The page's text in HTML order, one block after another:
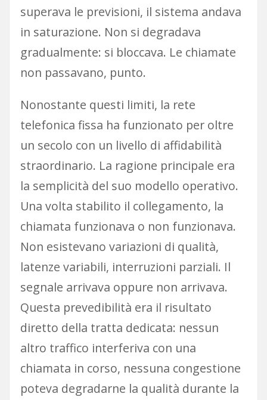
superava le previsioni, il sistema andava
in saturazione. Non si degradava
gradualmente: si bloccava. Le chiamate
non passavano, punto.
Nonostante questi limiti, la rete
telefonica fissa ha funzionato per oltre
un secolo con un livello di affidabilità
straordinario. La ragione principale era
la semplicità del suo modello operativo.
Una volta stabilito il collegamento, la
chiamata funzionava o non funzionava.
Non esistevano variazioni di qualità,
latenze variabili, interruzioni parziali. Il
segnale arrivava oppure non arrivava.
Questa prevedibilità era il risultato
diretto della tratta dedicata: nessun
altro traffico interferiva con una
chiamata in corso, nessuna congestione
poteva degradarne la qualità durante la